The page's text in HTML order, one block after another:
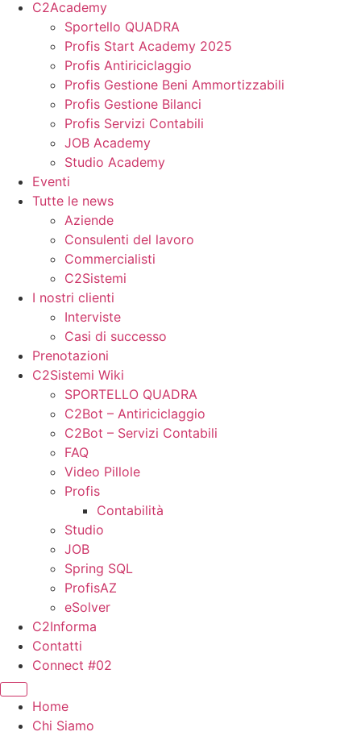
C2Academy
Sportello QUADRA
Profis Start Academy 2025
Profis Antiriciclaggio
Profis Gestione Beni Ammortizzabili
Profis Gestione Bilanci
Profis Servizi Contabili
JOB Academy
Studio Academy
Eventi
Tutte le news
Aziende
Consulenti del lavoro
Commercialisti
C2Sistemi
I nostri clienti
Interviste
Casi di successo
Prenotazioni
C2Sistemi Wiki
SPORTELLO QUADRA
C2Bot – Antiriciclaggio
C2Bot – Servizi Contabili
FAQ
Video Pillole
Profis
Contabilità
Studio
JOB
Spring SQL
ProfisAZ
eSolver
C2Informa
Contatti
Connect #02
Home
Chi Siamo